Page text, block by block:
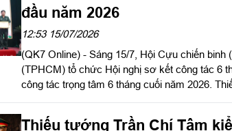
đầu năm 2026
12:53 15/07/2026
(QK7 Online) - Sáng 15/7, Hội Cựu chiến binh
(TPHCM) tổ chức Hội nghị sơ kết công tác 6
công tác trọng tâm 6 tháng cuối năm 2026.
tịch Hội CCB TPHCM chủ trì hội nghị.
Thiếu tướng Trần Chí Tâm